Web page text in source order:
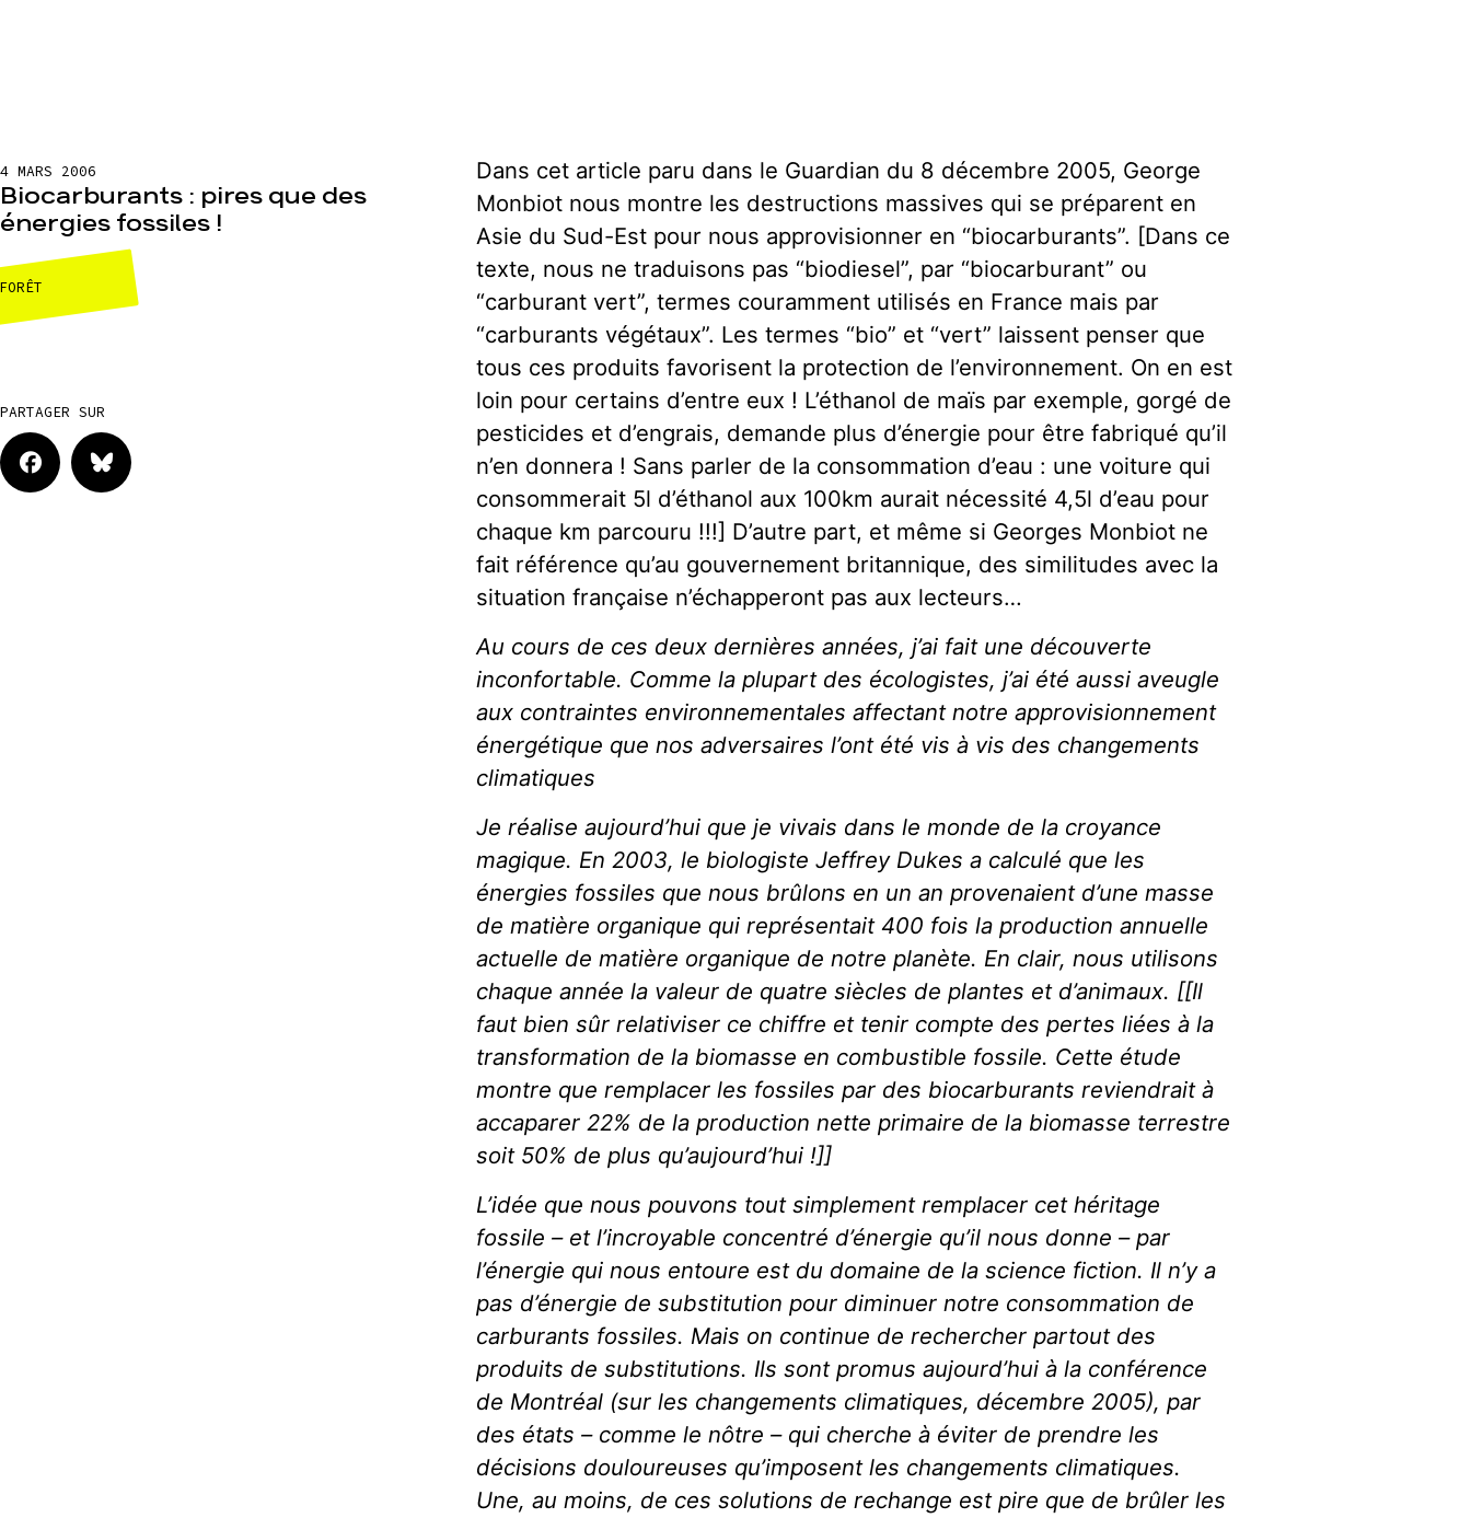
4 MARS 2006
Biocarburants : pires que des
énergies fossiles !
PARTAGER SUR
Dans cet article paru dans le Guardian du 8 décembre 2005, George
Monbiot nous montre les destructions massives qui se préparent en
Asie du Sud-Est pour nous approvisionner en “biocarburants”. [Dans ce
texte, nous ne traduisons pas “biodiesel”, par “biocarburant” ou
“carburant vert”, termes couramment utilisés en France mais par
“carburants végétaux”. Les termes “bio” et “vert” laissent penser que
tous ces produits favorisent la protection de l’environnement. On en est
loin pour certains d’entre eux ! L’éthanol de maïs par exemple, gorgé de
pesticides et d’engrais, demande plus d’énergie pour être fabriqué qu’il
n’en donnera ! Sans parler de la consommation d’eau : une voiture qui
consommerait 5l d’éthanol aux 100km aurait nécessité 4,5l d’eau pour
chaque km parcouru !!!] D’autre part, et même si Georges Monbiot ne
fait référence qu’au gouvernement britannique, des similitudes avec la
situation française n’échapperont pas aux lecteurs…
Au cours de ces deux dernières années, j’ai fait une découverte
inconfortable. Comme la plupart des écologistes, j’ai été aussi aveugle
aux contraintes environnementales affectant notre approvisionnement
énergétique que nos adversaires l’ont été vis à vis des changements
climatiques
Je réalise aujourd’hui que je vivais dans le monde de la croyance
magique. En 2003, le biologiste Jeffrey Dukes a calculé que les
énergies fossiles que nous brûlons en un an provenaient d’une masse
de matière organique qui représentait 400 fois la production annuelle
actuelle de matière organique de notre planète. En clair, nous utilisons
chaque année la valeur de quatre siècles de plantes et d’animaux. [[Il
faut bien sûr relativiser ce chiffre et tenir compte des pertes liées à la
transformation de la biomasse en combustible fossile. Cette étude
montre que remplacer les fossiles par des biocarburants reviendrait à
accaparer 22% de la production nette primaire de la biomasse terrestre
soit 50% de plus qu’aujourd’hui !]]
L’idée que nous pouvons tout simplement remplacer cet héritage
fossile – et l’incroyable concentré d’énergie qu’il nous donne – par
l’énergie qui nous entoure est du domaine de la science fiction. Il n’y a
pas d’énergie de substitution pour diminuer notre consommation de
carburants fossiles. Mais on continue de rechercher partout des
produits de substitutions. Ils sont promus aujourd’hui à la conférence
de Montréal (sur les changements climatiques, décembre 2005), par
des états – comme le nôtre – qui cherche à éviter de prendre les
décisions douloureuses qu’imposent les changements climatiques.
Une, au moins, de ces solutions de rechange est pire que de brûler les